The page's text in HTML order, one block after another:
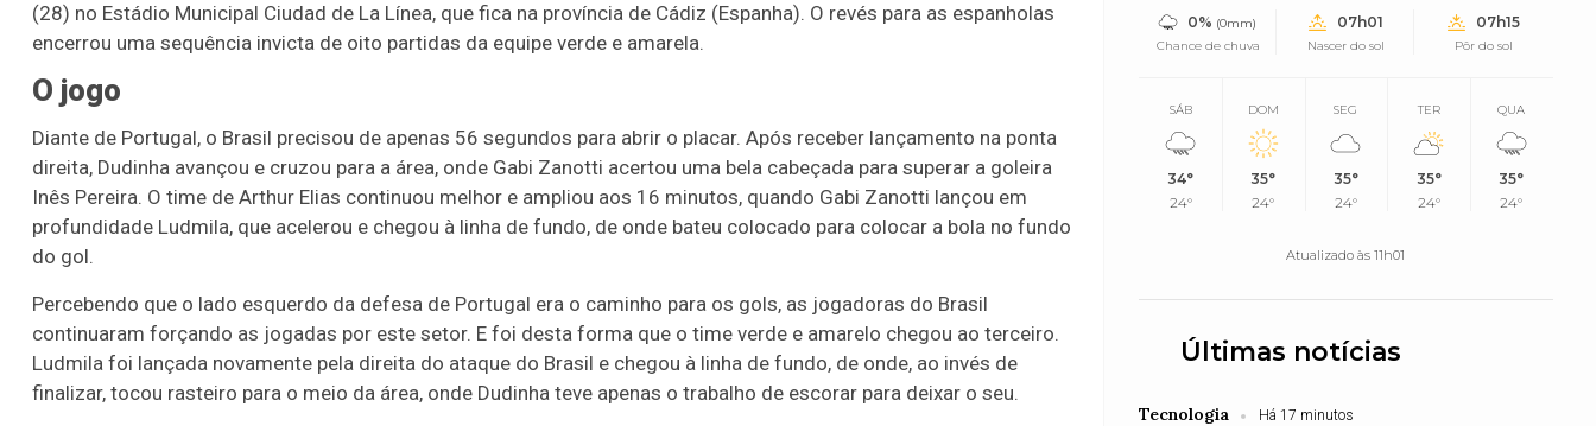
(28) no Estádio Municipal Ciudad de La Línea, que fica na província de Cádiz (Espanha). O revés para as espanholas
encerrou uma sequência invicta de oito partidas da equipe verde e amarela.
O jogo
Diante de Portugal, o Brasil precisou de apenas 56 segundos para abrir o placar. Após receber lançamento na ponta
direita, Dudinha avançou e cruzou para a área, onde Gabi Zanotti acertou uma bela cabeçada para superar a goleira
Inês Pereira. O time de Arthur Elias continuou melhor e ampliou aos 16 minutos, quando Gabi Zanotti lançou em
profundidade Ludmila, que acelerou e chegou à linha de fundo, de onde bateu colocado para colocar a bola no fundo
do gol.
Percebendo que o lado esquerdo da defesa de Portugal era o caminho para os gols, as jogadoras do Brasil
continuaram forçando as jogadas por este setor. E foi desta forma que o time verde e amarelo chegou ao terceiro.
Ludmila foi lançada novamente pela direita do ataque do Brasil e chegou à linha de fundo, de onde, ao invés de
finalizar, tocou rasteiro para o meio da área, onde Dudinha teve apenas o trabalho de escorar para deixar o seu.
0% (0mm)
Chance de chuva
07h01
Nascer do sol
07h15
Pôr do sol
SÁB
34°
24°
DOM
35°
24°
SEG
35°
24°
TER
35°
24°
QUA
35°
24°
Atualizado às 11h01
Últimas notícias
Tecnologia Há 17 minutos